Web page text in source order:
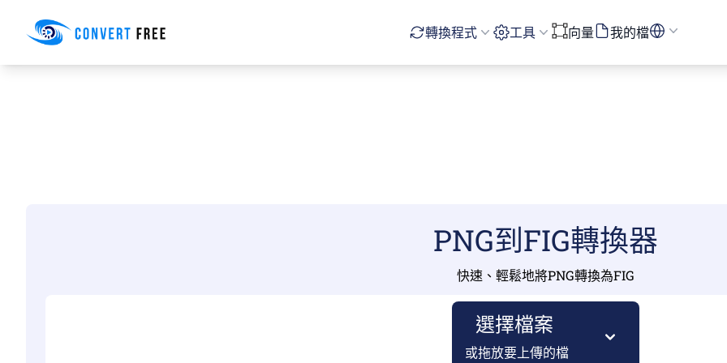
Convert Free 轉換程式 工具 向量 我的檔
PNG到FIG轉換器
快速、輕鬆地將PNG轉換為FIG
選擇檔案
或拖放要上傳的檔